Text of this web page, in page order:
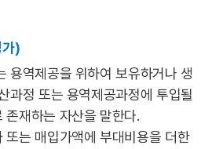
)
용역제공을 위하여 보유하거나 생
과정 또는 용역제공과정에 투입될
존재하는 자산을 말한다.
는 매입가액에 부대비용을 더한